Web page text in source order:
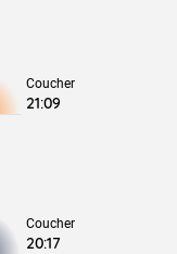
Coucher
21:09
Coucher
20:17